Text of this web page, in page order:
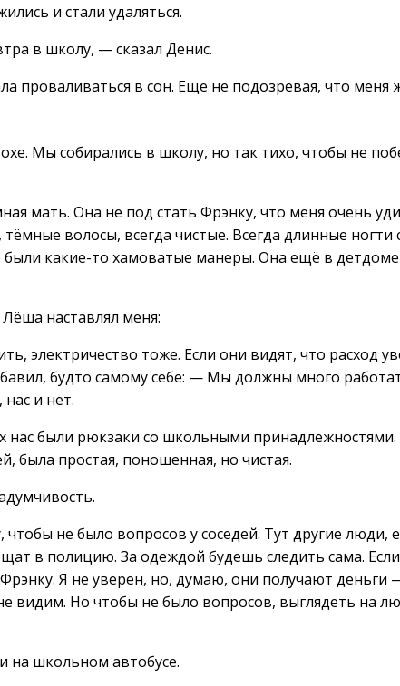
и стали удаляться.
в школу, — сказал Денис.
проваливаться в сон. Еще не подозревая, что меня
Мы собирались в школу, но так тихо, чтобы не
мать. Она не под стать Фрэнку, что меня очень
волосы, всегда чистые. Всегда длинные ногти
какие-то хамоватые манеры. Она ещё в
наставлял меня:
электричество тоже. Если они видят, что расход
будто самому себе: — Мы должны много
и нет.
нас были рюкзаки со школьными
была простая, поношенная, но чистая.
не было вопросов у соседей. Тут другие люди,
в полицию. За одеждой будешь следить сама.
Я не уверен, но, думаю, они получают деньги
видим. Но чтобы не было вопросов, выглядеть на
школьном автобусе.